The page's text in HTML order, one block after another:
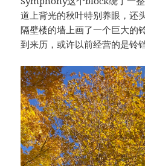
道上背光的秋叶特别养眼，还
隔壁楼的墙上画了一个巨大的
到来历，或许以前经营的是铃